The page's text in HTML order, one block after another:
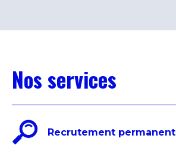
Nos services
Recrutement permanent